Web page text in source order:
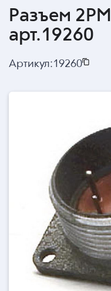
Разъем
арт.19260
Артикул:19260